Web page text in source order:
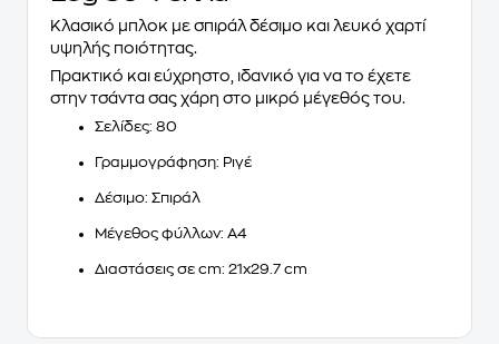
Κλασικό μπλοκ με σπιράλ δέσιμο και λευκό χαρτί
υψηλής ποιότητας.
Πρακτικό και εύχρηστο, ιδανικό για να το έχετε
στην τσάντα σας χάρη στο μικρό μέγεθός του.
Σελίδες: 80
Γραμμογράφηση: Ριγέ
Δέσιμο: Σπιράλ
Μέγεθος φύλλων: Α4
Διαστάσεις σε cm: 21x29.7 cm